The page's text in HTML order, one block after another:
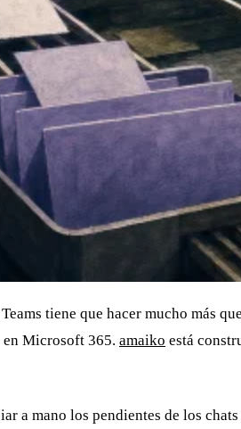
tiene que hacer mucho más
en Microsoft 365. amaiko está
a mano los pendientes de los